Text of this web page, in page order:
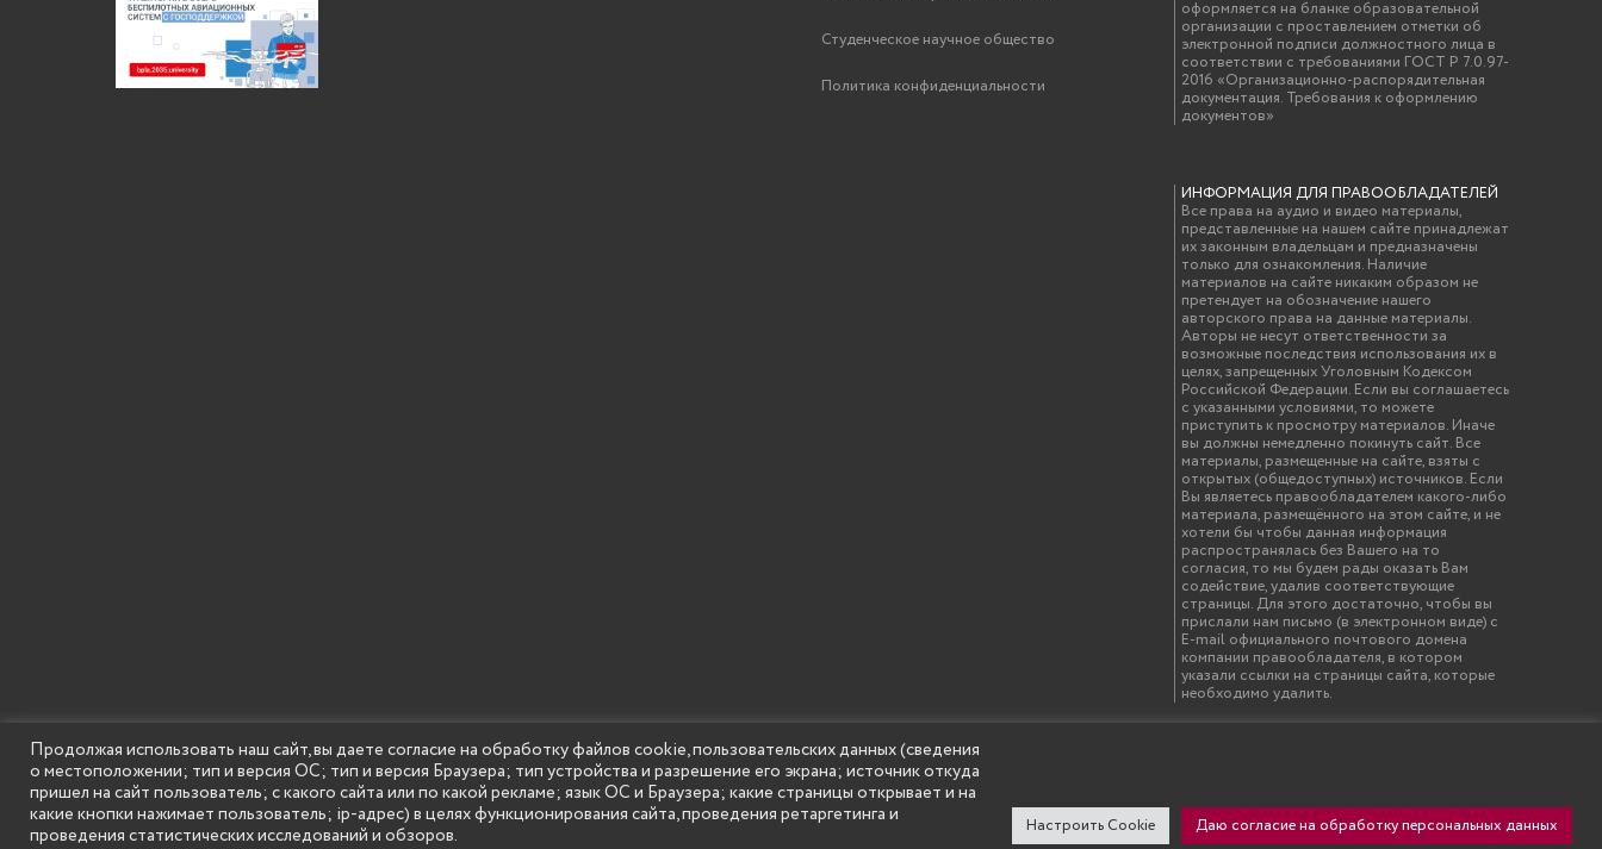
Студенческое научное общество
Политика конфиденциальности
оформляется на бланке образовательной
организации с проставлением отметки об
электронной подписи должностного лица в
соответствии с требованиями ГОСТ Р 7.0.97-
2016 «Организационно-распорядительная
документация. Требования к оформлению
документов»
ИНФОРМАЦИЯ ДЛЯ ПРАВООБЛАДАТЕЛЕЙ
Все права на аудио и видео материалы,
представленные на нашем сайте принадлежат
их законным владельцам и предназначены
только для ознакомления. Наличие
материалов на сайте никаким образом не
претендует на обозначение нашего
авторского права на данные материалы.
Авторы не несут ответственности за
возможные последствия использования их в
целях, запрещенных Уголовным Кодексом
Российской Федерации. Если вы соглашаетесь
с указанными условиями, то можете
приступить к просмотру материалов. Иначе
вы должны немедленно покинуть сайт. Все
материалы, размещенные на сайте, взяты с
открытых (общедоступных) источников. Если
Вы являетесь правообладателем какого-либо
материала, размещённого на этом сайте, и не
хотели бы чтобы данная информация
распространялась без Вашего на то
согласия, то мы будем рады оказать Вам
содействие, удалив соответствующие
страницы. Для этого достаточно, чтобы вы
прислали нам письмо (в электронном виде) с
E-mail официального почтового домена
компании правообладателя, в котором
указали ссылки на страницы сайта, которые
необходимо удалить.
SECONDARY
MENU
© Государственное бюджетное образовательное учреждение высшего образования "Нижегородский государственный инженерно-экономический университет"
(Княгининский университет) 2002 - 2026
Продолжая использовать наш сайт, вы даете согласие на обработку файлов cookie, пользовательских данных (сведения
о местоположении; тип и версия ОС; тип и версия Браузера; тип устройства и разрешение его экрана; источник откуда
пришел на сайт пользователь; с какого сайта или по какой рекламе; язык ОС и Браузера; какие страницы открывает и на
какие кнопки нажимает пользователь; ip-адрес) в целях функционирования сайта, проведения ретаргетинга и
проведения статистических исследований и обзоров.
Настроить Cookie Даю согласие на обработку персональных данных